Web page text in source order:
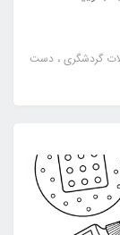
گردشگری دست